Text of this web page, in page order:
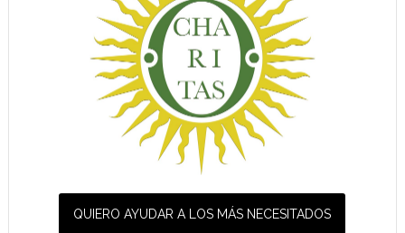
QUIERO AYUDAR A LOS MÁS NECESITADOS